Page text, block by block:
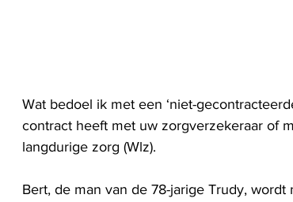
Wat bedoel ik met een ‘niet-
contract heeft met uw zorgverzekeraar of
langdurige zorg (Wlz).
Bert, de man van de 78-jarige Trudy,